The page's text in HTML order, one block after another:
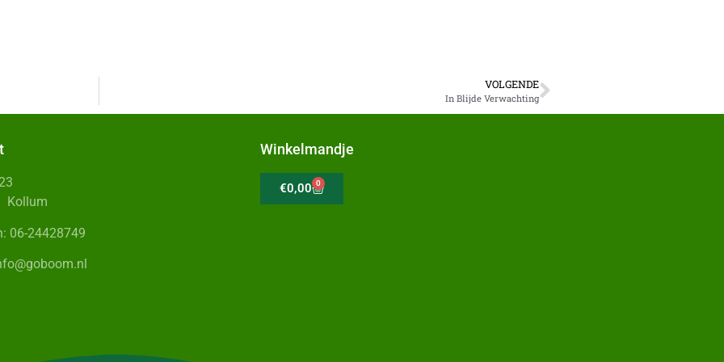
VOLGENDE
In Blijde Verwachting
Kollum
06-24428749
Winkelmandje
€0,00 0